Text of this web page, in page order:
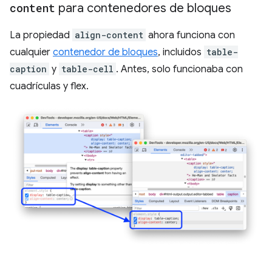
content para contenedores de bloques
La propiedad align-content ahora funciona con
cualquier contenedor de bloques, incluidos table-
caption y table-cell . Antes, solo funcionaba con
cuadrículas y flex.